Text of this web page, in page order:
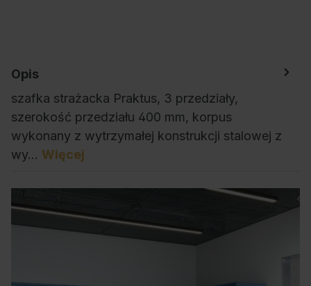
Opis
szafka strażacka Praktus, 3 przedziały,
szerokość przedziału 400 mm, korpus
wykonany z wytrzymałej konstrukcji stalowej z
wy… Więcej